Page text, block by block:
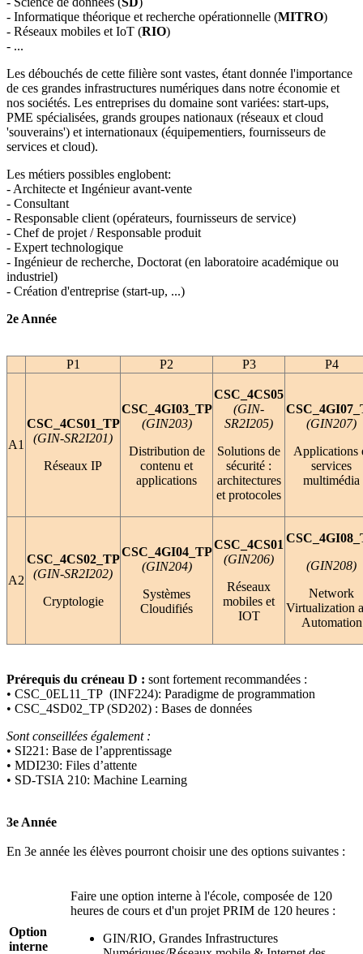
- Informatique théorique et recherche opérationnelle (MITRO)
- Réseaux mobiles et IoT (RIO)
- ...
Les débouchés de cette filière sont vastes, étant donnée l'importance
de ces grandes infrastructures numériques dans notre économie et
nos sociétés. Les entreprises du domaine sont variées: start-ups,
PME spécialisées, grands groupes nationaux (réseaux et cloud
'souverains') et internationaux (équipementiers, fournisseurs de
services et cloud).
Les métiers possibles englobent:
- Architecte et Ingénieur avant-vente
- Consultant
- Responsable client (opérateurs, fournisseurs de service)
- Chef de projet / Responsable produit
- Expert technologique
- Ingénieur de recherche, Doctorat (en laboratoire académique ou
industriel)
- Création d'entreprise (start-up, ...)
2e Année
P1 P2 P3 P4
A1
CSC_4CS01_TP
(GIN-SR2I201)
Réseaux IP
CSC_4GI03_TP
(GIN203)
Distribution de
contenu et
applications
CSC_4CS05
(GIN-
SR2I205)
Solutions de
sécurité :
architectures
et protocoles
(GIN207)
Applications
services
multimédia
A2
CSC_4CS02_TP
(GIN-SR2I202)
Cryptologie
CSC_4GI04_TP
(GIN204)
Systèmes
Cloudifiés
CSC_4CS01
(GIN206)
Réseaux
mobiles et
IOT
(GIN208)
Network
Virtualization
Automation
Prérequis du créneau D : sont fortement recommandées :
• CSC_0EL11_TP (INF224): Paradigme de programmation
• CSC_4SD02_TP (SD202) : Bases de données
Sont conseillées également :
• SI221: Base de l’apprentissage
• MDI230: Files d’attente
• SD-TSIA 210: Machine Learning
3e Année
En 3e année les élèves pourront choisir une des options suivantes :
Option
interne
Faire une option interne à l'école, composée de 120
heures de cours et d'un projet PRIM de 120 heures :
GIN/RIO, Grandes Infrastructures